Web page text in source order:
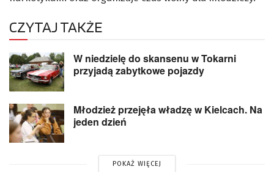
CZYTAJ TAKŻE
W niedzielę do skansenu w Tokarni
przyjadą zabytkowe pojazdy
Młodzież przejęła władzę w Kielcach. Na
jeden dzień
POKAŻ WIĘCEJ